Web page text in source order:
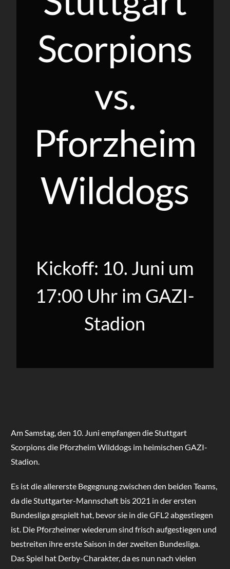
Scorpions
vs.
Pforzheim
Wilddogs
Kickoff: 10. Juni um
17:00 Uhr im GAZI-
Stadion
Am Samstag, den 10. Juni empfangen die Stuttgart
Scorpions die Pforzheim Wilddogs im heimischen GAZI-
Stadion.
Es ist die allererste Begegnung zwischen den beiden Teams,
da die Stuttgarter-Mannschaft bis 2021 in der ersten
Bundesliga gespielt hat, bevor sie in die GFL2 abgestiegen
ist. Die Pforzheimer wiederum sind frisch aufgestiegen und
bestreiten ihre erste Saison in der zweiten Bundesliga.
Das Spiel hat Derby-Charakter, da es nun nach vielen